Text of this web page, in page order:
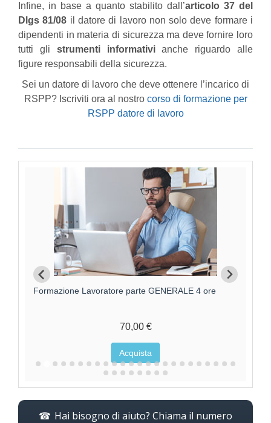
Infine, in base a quanto stabilito dall’articolo 37 del
Dlgs 81/08 il datore di lavoro non solo deve formare i
dipendenti in materia di sicurezza ma deve fornire loro
tutti gli strumenti informativianche riguardo alle
figure responsabili della sicurezza.
Sei un datore di lavoro che deve ottenere l’incarico di
RSPP? Iscriviti ora al nostro corso di formazione per
RSPP datore di lavoro
Formazione Lavoratore parte GENERALE 4 ore
70,00 €
Acquista
Hai bisogno di aiuto? Chiama il numero